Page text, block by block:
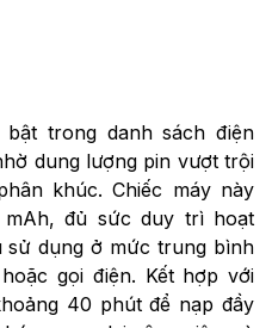
bật trong danh sách điện
dung lượng pin vượt trội
khúc. Chiếc máy này
mAh, đủ sức duy trì hoạt
sử dụng ở mức trung bình
gọi điện. Kết hợp với
40 phút để nạp đầy